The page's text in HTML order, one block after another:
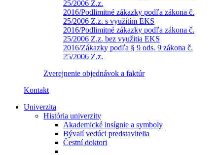
25/2006 Z.z.
2016/Podlimitné zákazky podľa zákona č.
25/2006 Z.z. s využitím EKS
2016/Podlimitné zákazky podľa zákona č.
25/2006 Z.z. bez využitia EKS
2016/Zákazky podľa § 9 ods. 9 zákona č.
25/2006 Z.z.
Zverejnenie objednávok a faktúr
Kontakt
Univerzita
História univerzity
Akademické insígnie a symboly
Bývalí vedúci predstavitelia
Čestní doktori